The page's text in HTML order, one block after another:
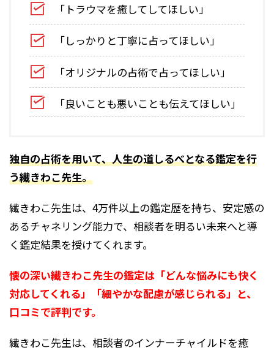
「トラウマを癒してしてほしい」
「しっかりと丁寧に占ってほしい」
「オリジナルの占術で占ってほしい」
「良いことも悪いことも伝えてほしい」
独自の占術を用いて、人生の道しるべとなる鑑定を行
う繊きわこ先生。
繊きわこ先生は、4万件以上の鑑定歴を持ち、安定感の
あるチャネリング能力で、相談者を明るい未来へと導
く鑑定結果を授けてくれます。
懐の深い繊きわこ先生の鑑定は「どんな悩みにも快く
対応してくれる」「細やかな配慮が感じられる」と、
口コミで評判です。
繊きわこ先生は、相談者のインナーチャイルドを癒